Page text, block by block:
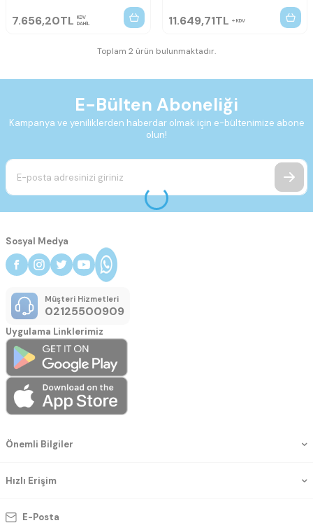
7.656,20TL KDV
DAHİL
11.649,71TL KDV
Toplam 2 ürün bulunmaktadır.
E-Bülten Aboneliği
Kampanya ve yeniliklerden haberdar olmak için e-bültenimize abone
olun!
E-Posta
Önemli Bilgiler
Hızlı Erişim
Sosyal Medya
Müşteri Hizmetleri
02125500909
Uygulama Linklerimiz